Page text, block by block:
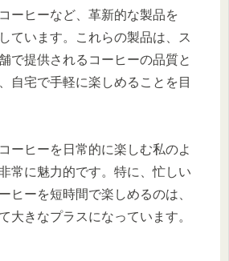
ーヒーなど、革新的な製品を
ています。これらの製品は、ス
で提供されるコーヒーの品質と
自宅で手軽に楽しめることを目
ーヒーを日常的に楽しむ私のよ
常に魅力的です。特に、忙しい
ヒーを短時間で楽しめるのは、
大きなプラスになっています。